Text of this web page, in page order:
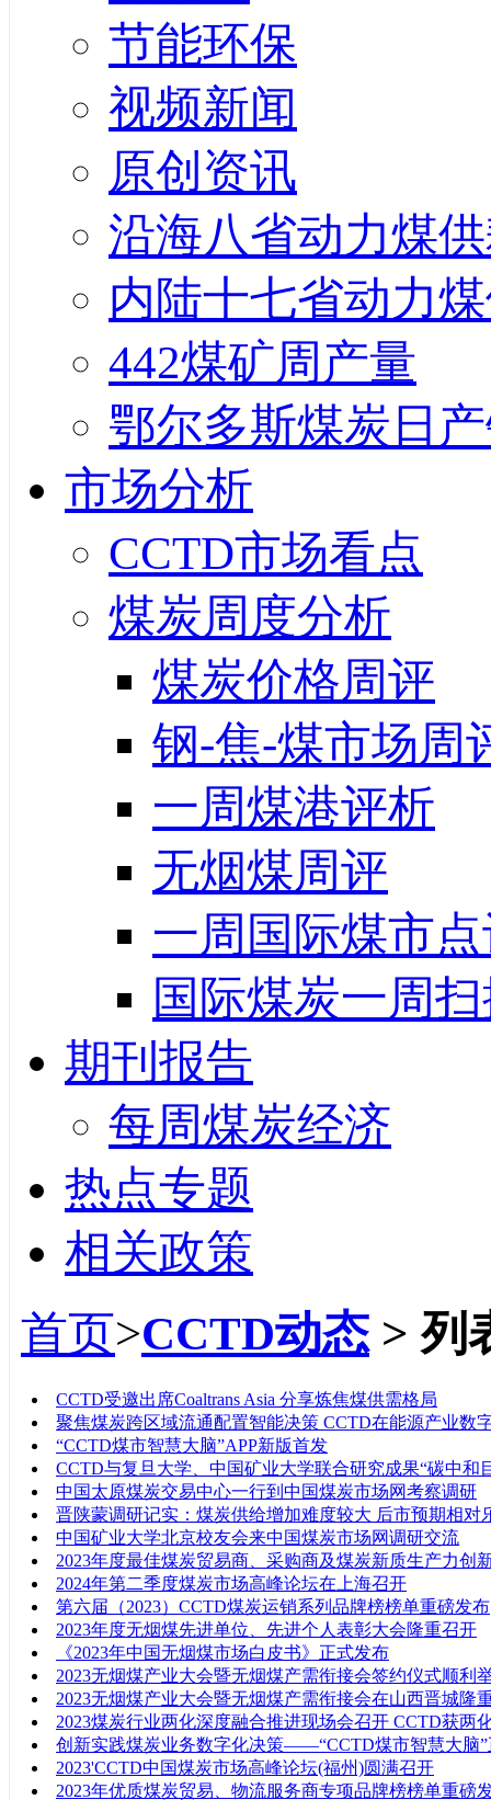
节能环保
视频新闻
原创资讯
沿海八省动力煤
内陆十七省动力
442煤矿周产量
鄂尔多斯煤炭日
市场分析
CCTD市场看点
煤炭周度分析
煤炭价格周评
钢-焦-煤市场周
一周煤港评析
无烟煤周评
一周国际煤市
国际煤炭一周
期刊报告
每周煤炭经济
热点专题
相关政策
首页>CCTD动态 > 列
CCTD受邀出席Coaltrans Asia 分享炼焦煤供需格局
聚焦煤炭跨区域流通配置智能决策 CCTD在能源产业数
“CCTD煤市智慧大脑”APP新版首发
CCTD与复旦大学、中国矿业大学联合研究成果“碳中和
中国太原煤炭交易中心一行到中国煤炭市场网考察调研
晋陕蒙调研记实：煤炭供给增加难度较大 后市预期相对
中国矿业大学北京校友会来中国煤炭市场网调研交流
2023年度最佳煤炭贸易商、采购商及煤炭新质生产力创
2024年第二季度煤炭市场高峰论坛在上海召开
第六届（2023）CCTD煤炭运销系列品牌榜榜单重磅发布
2023年度无烟煤先进单位、先进个人表彰大会隆重召开
《2023年中国无烟煤市场白皮书》正式发布
2023无烟煤产业大会暨无烟煤产需衔接会签约仪式顺利
2023无烟煤产业大会暨无烟煤产需衔接会在山西晋城隆
2023煤炭行业两化深度融合推进现场会召开 CCTD获两
创新实践煤炭业务数字化决策——“CCTD煤市智慧大脑”
2023'CCTD中国煤炭市场高峰论坛(福州)圆满召开
2023年优质煤炭贸易、物流服务商专项品牌榜榜单重磅